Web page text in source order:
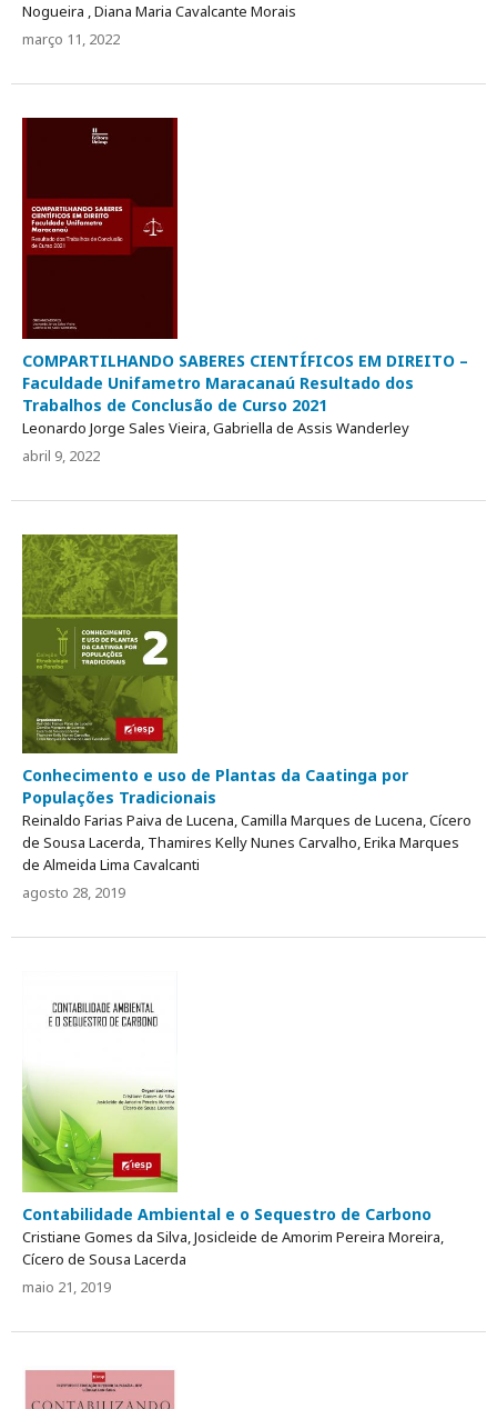
Nogueira , Diana Maria Cavalcante Morais
março 11, 2022
COMPARTILHANDO SABERES CIENTÍFICOS EM DIREITO –
Faculdade Unifametro Maracanaú Resultado dos
Trabalhos de Conclusão de Curso 2021
Leonardo Jorge Sales Vieira, Gabriella de Assis Wanderley
abril 9, 2022
Conhecimento e uso de Plantas da Caatinga por
Populações Tradicionais
Reinaldo Farias Paiva de Lucena, Camilla Marques de Lucena, Cícero
de Sousa Lacerda, Thamires Kelly Nunes Carvalho, Erika Marques
de Almeida Lima Cavalcanti
agosto 28, 2019
Contabilidade Ambiental e o Sequestro de Carbono
Cristiane Gomes da Silva, Josicleide de Amorim Pereira Moreira,
Cícero de Sousa Lacerda
maio 21, 2019